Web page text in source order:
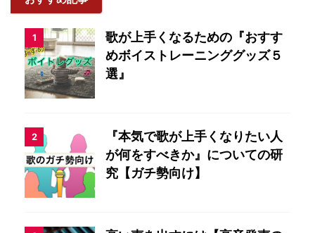
1
歌が上手くなるための『おすす
めボイストレーニンググッズ５
選』
2
『本気で歌が上手くなりたい人
が何をすべきか』についての研
究【ガチ勢向け】